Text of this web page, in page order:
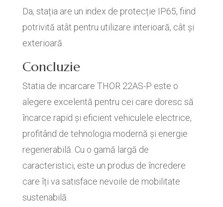
Da, stația are un index de protecție IP65, fiind
potrivită atât pentru utilizare interioară, cât și
exterioară.
Concluzie
Statia de incarcare THOR 22AS-P este o
alegere excelentă pentru cei care doresc să
încarce rapid și eficient vehiculele electrice,
profitând de tehnologia modernă și energie
regenerabilă. Cu o gamă largă de
caracteristici, este un produs de încredere
care îți va satisface nevoile de mobilitate
sustenabilă.